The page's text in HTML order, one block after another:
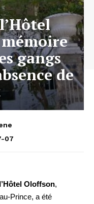
gangs
de
07
l’Hôtel Oloffson,
Prince, a été